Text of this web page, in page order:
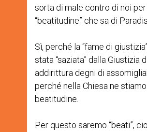
sorta di male contro di noi
“beatitudine” che sa di
Sì, perché la “fame di
stata “saziata” dalla
addirittura degni di
perché nella Chiesa ne
beatitudine.
Per questo saremo “beati”,